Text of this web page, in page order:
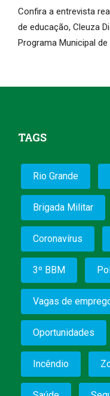
Confira a entrevista
de educação, Cleuza
Programa Municipal
TAGS
Rio Grande
Brigada Militar
Coronavírus
3º BBM
Vagas de
Oportunidades
Incêndio